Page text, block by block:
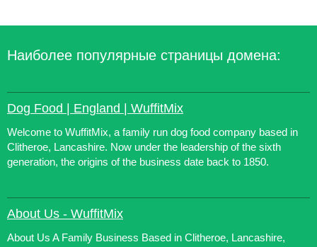
Наиболее популярные страницы домена:
Dog Food | England | WuffitMix
Welcome to WuffitMix, a family run dog food company based in
Clitheroe, Lancashire. Now under the leadership of the sixth
generation, the origins of the business date back to 1850.
About Us - WuffitMix
About Us A Family Business Based in Clitheroe, Lancashire,